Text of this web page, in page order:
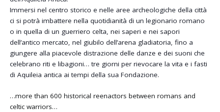
Immersi nel centro storico e nelle aree archeologiche della città
ci si potrà imbattere nella quotidianità di un legionario romano
o in quella di un guerriero celta, nei saperi e nei sapori
dell’antico mercato, nel giubilo dell’arena gladiatoria, fino a
giungere alla piacevole distrazione delle danze e dei suoni che
celebrano riti e libagioni… tre giorni per rievocare la vita e i fasti
di Aquileia antica ai tempi della sua Fondazione.
…more than 600 historical reenactors between romans and
celtic warriors…